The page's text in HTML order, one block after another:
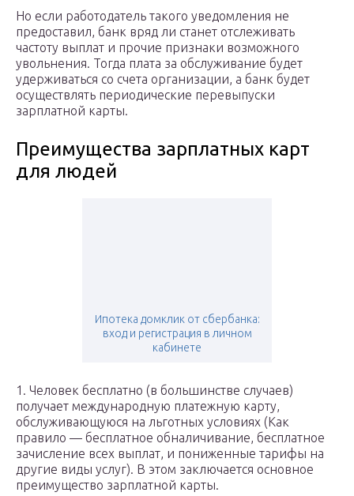
Но если работодатель такого уведомления не
предоставил, банк вряд ли станет отслеживать
частоту выплат и прочие признаки возможного
увольнения. Тогда плата за обслуживание будет
удерживаться со счета организации, а банк будет
осуществлять периодические перевыпуски
зарплатной карты.
Преимущества зарплатных карт
для людей
Ипотека домклик от сбербанка:
вход и регистрация в личном
кабинете
1. Человек бесплатно (в большинстве случаев)
получает международную платежную карту,
обслуживающуюся на льготных условиях (Как
правило — бесплатное обналичивание, бесплатное
зачисление всех выплат, и пониженные тарифы на
другие виды услуг). В этом заключается основное
преимущество зарплатной карты.